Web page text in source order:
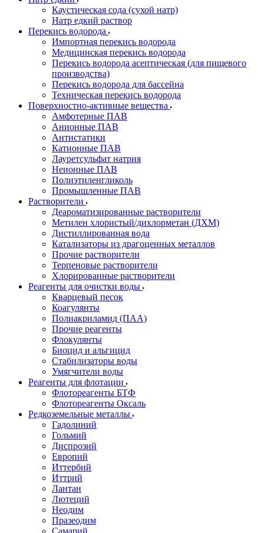
Каустическая сода (сухой натр)
Натр едкий раствор
Перекись водорода
Импортная перекись водорода
Медицинская перекись водорода
Перекись водорода асептическая (для пищевого
производства)
Перекись водорода для бассейна
Техническая перекись водорода
Поверхностно-активные вещества
Амфотерные ПАВ
Анионные ПАВ
Антистатики
Катионные ПАВ
Лауретсульфат натрия
Неионные ПАВ
Полиэтиленгликоль
Промышленные ПАВ
Растворители
Деароматизированные растворители
Метилен хлористый/дихлорметан (ДХМ)
Дистиллированная вода
Катализаторы из драгоценных металлов
Прочие растворители
Терпеновые растворители
Хлорированные растворители
Реагенты для очистки воды
Кварцевый песок
Коагулянты
Полиакриламид (ПАА)
Прочие реагенты
Флокулянты
Биоцид и альгицид
Стабилизаторы воды
Умягчители воды
Реагенты для флотации
Флотореагенты БТФ
Флотореагенты Оксаль
Редкоземельные металлы
Гадолиний
Гольмий
Диспрозий
Европий
Иттербий
Иттрий
Лантан
Лютеций
Неодим
Празеодим
Самарий